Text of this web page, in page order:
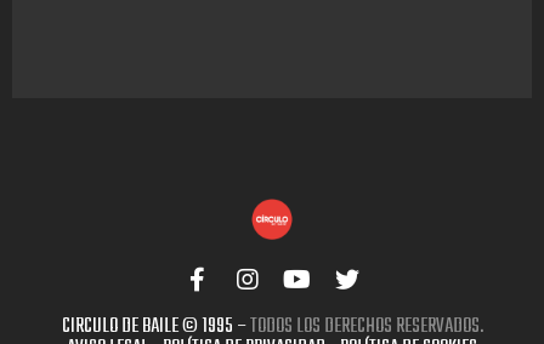
F
a
c
I
n
s
Y
u
T
w
i
CIRCULO DE BAILE © 1995 –TODOS LOS DERECHOS RESERVADOS.